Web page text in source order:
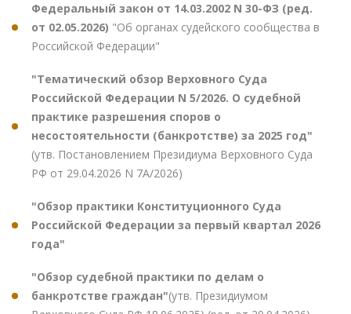
Федеральный закон от 14.03.2002 N 30-ФЗ (ред.
от 02.05.2026) "Об органах судейского сообщества в
Российской Федерации"
"Тематический обзор Верховного Суда
Российской Федерации N 5/2026. О судебной
практике разрешения споров о
несостоятельности (банкротстве) за 2025 год"
(утв. Постановлением Президиума Верховного Суда
РФ от 29.04.2026 N 7А/2026)
"Обзор практики Конституционного Суда
Российской Федерации за первый квартал 2026
года"
"Обзор судебной практики по делам о
банкротстве граждан"(утв. Президиумом